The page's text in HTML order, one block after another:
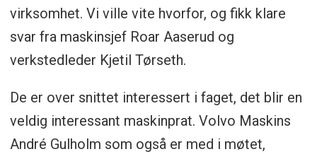
virksomhet. Vi ville vite hvorfor, og fikk klare
svar fra maskinsjef Roar Aaserud og
verkstedleder Kjetil Tørseth.
De er over snittet interessert i faget, det blir en
veldig interessant maskinprat. Volvo Maskins
André Gulholm som også er med i møtet,